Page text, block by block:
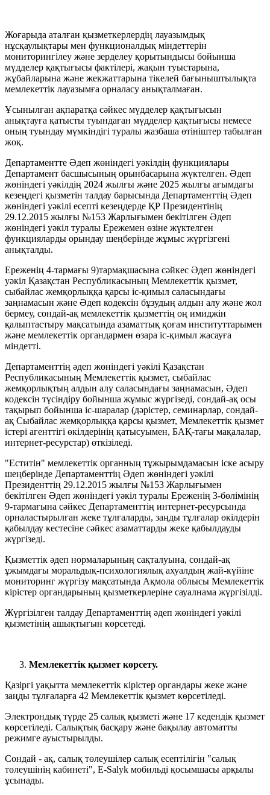
Жоғарыда аталған қызметкерлердің лауазымдық
нұсқаулықтары мен функционалдық міндеттерін
мониторингілеу және зерделеу қорытындысы бойынша
мүдделер қақтығысы фактілері, жақын туыстарына,
жұбайларына және жекжаттарына тікелей бағыныштылықта
мемлекеттік лауазымға орналасу анықталмаған.
Ұсынылған ақпаратқа сәйкес мүдделер қақтығысын
анықтауға қатысты туындаған мүдделер қақтығысы немесе
оның туындау мүмкіндігі туралы жазбаша өтініштер табылған
жоқ.
Департаментте Әдеп жөніндегі уәкілдің функциялары
Департамент басшысының орынбасарына жүктелген. Әдеп
жөніндегі уәкілдің 2024 жылғы және 2025 жылғы ағымдағы
кезеңдегі қызметін талдау барысында Департаменттің Әдеп
жөніндегі уәкілі есепті кезеңдерде ҚР Президентінің
29.12.2015 жылғы №153 Жарлығымен бекітілген Әдеп
жөніндегі уәкіл туралы Ережемен өзіне жүктелген
функцияларды орындау шеңберінде жұмыс жүргізгені
анықталды.
Ереженің 4-тармағы 9)тармақшасына сәйкес Әдеп жөніндегі
уәкіл Қазақстан Республикасының Мемлекеттік қызмет,
сыбайлас жемқорлыққа қарсы іс-қимыл саласындағы
заңнамасын және Әдеп кодексін бұзудың алдын алу және жол
бермеу, сондай-ақ мемлекеттік қызметтің оң имиджін
қалыптастыру мақсатында азаматтық қоғам институттарымен
және мемлекеттік органдармен өзара іс-қимыл жасауға
міндетті.
Департаменттің әдеп жөніндегі уәкілі Қазақстан
Республикасының Мемлекеттік қызмет, сыбайлас
жемқорлықтың алдын алу саласындағы заңнамасын, Әдеп
кодексін түсіндіру бойынша жұмыс жүргізеді, сондай-ақ осы
тақырып бойынша іс-шаралар (дәрістер, семинарлар, сондай-
ақ Сыбайлас жемқорлыққа қарсы қызмет, Мемлекеттік қызмет
істері агенттігі өкілдерінің қатысуымен, БАҚ-тағы мақалалар,
интернет-ресурстар) өткізіледі.
"Еститін" мемлекеттік органның тұжырымдамасын іске асыру
шеңберінде Департаменттің Әдеп жөніндегі уәкілі
Президенттің 29.12.2015 жылғы №153 Жарлығымен
бекітілген Әдеп жөніндегі уәкіл туралы Ереженің 3-бөлімінің
9-тармағына сәйкес Департаменттің интернет-ресурсында
орналастырылған жеке тұлғаларды, заңды тұлғалар өкілдерін
қабылдау кестесіне сәйкес азаматтарды жеке қабылдауды
жүргізеді.
Қызметтік әдеп нормаларының сақталуына, сондай-ақ
ұжымдағы моральдық-психологиялық ахуалдың жай-күйіне
мониторинг жүргізу мақсатында Ақмола облысы Мемлекеттік
кірістер органдарының қызметкерлеріне сауалнама жүргізілді.
Жүргізілген талдау Департаменттің әдеп жөніндегі уәкілі
қызметінің ашықтығын көрсетеді.
Мемлекеттік қызмет көрсету.
Қазіргі уақытта мемлекеттік кірістер органдары жеке және
заңды тұлғаларға 42 Мемлекеттік қызмет көрсетіледі.
Электрондық түрде 25 салық қызметі және 17 кедендік қызмет
көрсетіледі. Салықтық басқару және бақылау автоматты
режимге ауыстырылды.
Сондай - ақ, салық төлеушілер салық есептілігін "салық
төлеушінің кабинеті", Е-Salyk мобильді қосымшасы арқылы
ұсынады.